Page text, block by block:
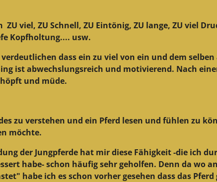
viel, ZU Schnell, ZU Eintönig, ZU lange, ZU viel
Kopfholtung.... usw.
dass ein zu viel von ein und dem
ist abwechslungsreich und motivierend. Nach
und müde.
zu verstehen und ein Pferd lesen und fühlen zu
möchte.
der Jungpferde hat mir diese Fähigkeit -die ich
habe- schon häufig sehr geholfen. Denn da wo
habe ich es schon vorher gesehen dass das